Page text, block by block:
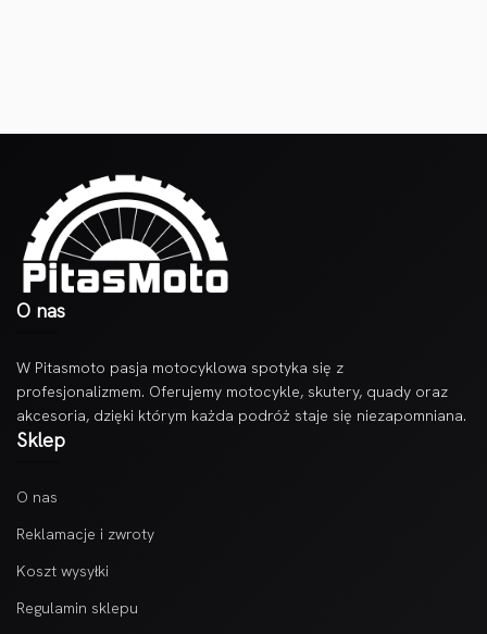
O nas
W Pitasmoto pasja motocyklowa spotyka się z
profesjonalizmem. Oferujemy motocykle, skutery, quady oraz
akcesoria, dzięki którym każda podróż staje się niezapomniana.
Sklep
O nas
Reklamacje i zwroty
Koszt wysyłki
Regulamin sklepu